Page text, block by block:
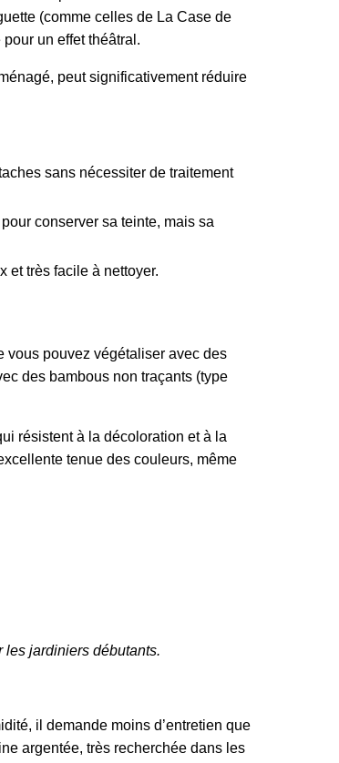
(comme celles de La Case de
un effet théâtral.
peut significativement réduire
sans nécessiter de traitement
conserver sa teinte, mais sa
et très facile à nettoyer.
vous pouvez végétaliser avec des
des bambous non traçants (type
résistent à la décoloration et à la
tenue des couleurs, même
les jardiniers débutants.
il demande moins d’entretien que
argentée, très recherchée dans les